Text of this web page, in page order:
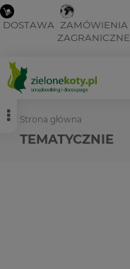
DOSTAWA ZAMÓWIENIA
ZAGRANICZNE
Strona główna
TEMATYCZNIE